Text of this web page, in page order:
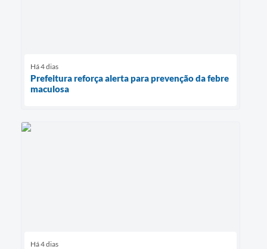
Há 4 dias
Prefeitura reforça alerta para prevenção da febre
maculosa
Há 4 dias